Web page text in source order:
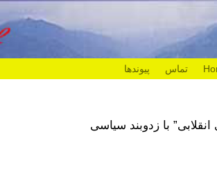
تماس پیوندها
با زدوبند سیاسی